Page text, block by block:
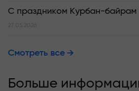
С праздником Курбан-байрам
27.05.2026
Смотреть все
Больше